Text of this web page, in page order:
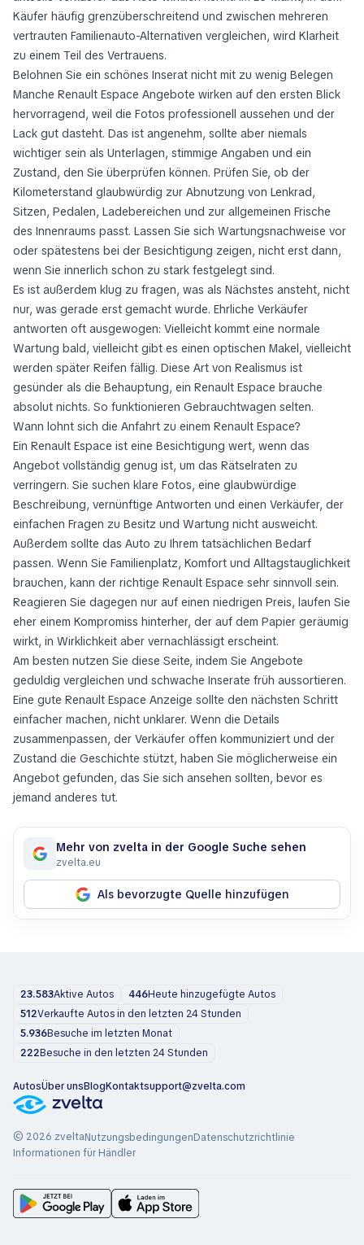
Käufer häufig grenzüberschreitend und zwischen mehreren
vertrauten Familienauto-Alternativen vergleichen, wird Klarheit
zu einem Teil des Vertrauens.
Belohnen Sie ein schönes Inserat nicht mit zu wenig Belegen
Manche Renault Espace Angebote wirken auf den ersten Blick
hervorragend, weil die Fotos professionell aussehen und der
Lack gut dasteht. Das ist angenehm, sollte aber niemals
wichtiger sein als Unterlagen, stimmige Angaben und ein
Zustand, den Sie überprüfen können. Prüfen Sie, ob der
Kilometerstand glaubwürdig zur Abnutzung von Lenkrad,
Sitzen, Pedalen, Ladebereichen und zur allgemeinen Frische
des Innenraums passt. Lassen Sie sich Wartungsnachweise vor
oder spätestens bei der Besichtigung zeigen, nicht erst dann,
wenn Sie innerlich schon zu stark festgelegt sind.
Es ist außerdem klug zu fragen, was als Nächstes ansteht, nicht
nur, was gerade erst gemacht wurde. Ehrliche Verkäufer
antworten oft ausgewogen: Vielleicht kommt eine normale
Wartung bald, vielleicht gibt es einen optischen Makel, vielleicht
werden später Reifen fällig. Diese Art von Realismus ist
gesünder als die Behauptung, ein Renault Espace brauche
absolut nichts. So funktionieren Gebrauchtwagen selten.
Wann lohnt sich die Anfahrt zu einem Renault Espace?
Ein Renault Espace ist eine Besichtigung wert, wenn das
Angebot vollständig genug ist, um das Rätselraten zu
verringern. Sie suchen klare Fotos, eine glaubwürdige
Beschreibung, vernünftige Antworten und einen Verkäufer, der
einfachen Fragen zu Besitz und Wartung nicht ausweicht.
Außerdem sollte das Auto zu Ihrem tatsächlichen Bedarf
passen. Wenn Sie Familienplatz, Komfort und Alltagstauglichkeit
brauchen, kann der richtige Renault Espace sehr sinnvoll sein.
Reagieren Sie dagegen nur auf einen niedrigen Preis, laufen Sie
eher einem Kompromiss hinterher, der auf dem Papier geräumig
wirkt, in Wirklichkeit aber vernachlässigt erscheint.
Am besten nutzen Sie diese Seite, indem Sie Angebote
geduldig vergleichen und schwache Inserate früh aussortieren.
Eine gute Renault Espace Anzeige sollte den nächsten Schritt
einfacher machen, nicht unklarer. Wenn die Details
zusammenpassen, der Verkäufer offen kommuniziert und der
Zustand die Geschichte stützt, haben Sie möglicherweise ein
Angebot gefunden, das Sie sich ansehen sollten, bevor es
jemand anderes tut.
Mehr von zvelta in der Google Suche sehen
zvelta.eu
Als bevorzugte Quelle hinzufügen
23.583Aktive Autos 446Heute hinzugefügte Autos
512Verkaufte Autos in den letzten 24 Stunden
5.936Besuche im letzten Monat
222Besuche in den letzten 24 Stunden
AutosÜber unsBlogKontaktsupport@zvelta.com
© 2026 zveltaNutzungsbedingungenDatenschutzrichtlinie
Informationen für Händler